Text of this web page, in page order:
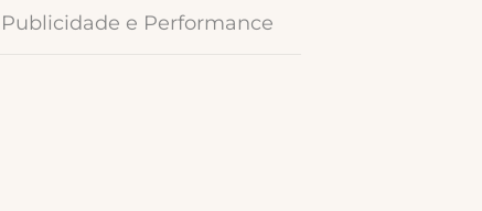
Publicidade e Performance